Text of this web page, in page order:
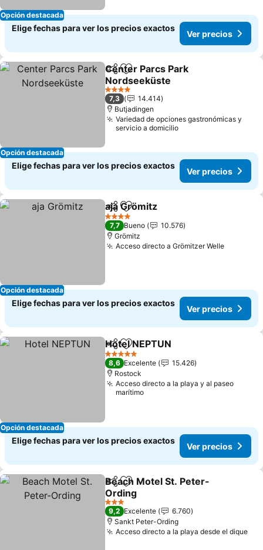
Opción destacada
Elige fechas para ver los precios exactos
Ver precios
Opción destacada
CompartirAgregar a favoritos
Center Parcs Park
Nordseeküste
4 Estrellas
7,3
14.414
Butjadingen
Variedad de opciones gastronómicas y
servicio a domicilio
Elige fechas para ver los precios exactos
Ver precios
Opción destacada
CompartirAgregar a favoritos
aja Grömitz
4 Estrellas
7,7 Bueno
10.576
Grömitz
Acceso directo a Grömitzer Welle
Elige fechas para ver los precios exactos
Ver precios
Opción destacada
CompartirAgregar a favoritos
Hotel NEPTUN
5 Estrellas
8,6 Excelente
15.426
Rostock
Acceso directo a la playa y al paseo
marítimo
Elige fechas para ver los precios exactos
Ver precios
CompartirAgregar a favoritos
Beach Motel St. Peter-
Ording
3 Estrellas
9,2 Excelente
6.760
Sankt Peter-Ording
Acceso directo a la playa desde el dique